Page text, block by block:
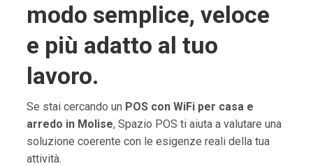
modo semplice, veloce
e più adatto al tuo
lavoro.
Se stai cercando un POS con WiFi per casa e
arredo in Molise, Spazio POS ti aiuta a valutare una
soluzione coerente con le esigenze reali della tua
attività.